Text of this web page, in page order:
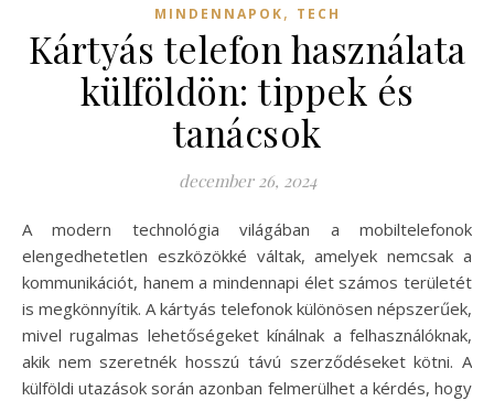
MINDENNAPOK, TECH
Kártyás telefon használata
külföldön: tippek és
tanácsok
december 26, 2024
A modern technológia világában a mobiltelefonok
elengedhetetlen eszközökké váltak, amelyek nemcsak a
kommunikációt, hanem a mindennapi élet számos területét
is megkönnyítik. A kártyás telefonok különösen népszerűek,
mivel rugalmas lehetőségeket kínálnak a felhasználóknak,
akik nem szeretnék hosszú távú szerződéseket kötni. A
külföldi utazások során azonban felmerülhet a kérdés, hogy